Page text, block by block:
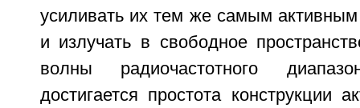
усиливать их тем же самым
и излучать в свободное
волны радиочастотного
достигается простота конструкции